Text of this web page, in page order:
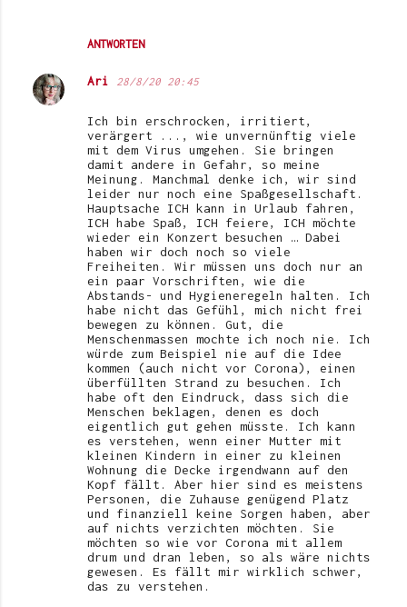
ANTWORTEN
Ari 28/8/20 20:45
Ich bin erschrocken, irritiert,
verärgert ..., wie unvernünftig viele
mit dem Virus umgehen. Sie bringen
damit andere in Gefahr, so meine
Meinung. Manchmal denke ich, wir sind
leider nur noch eine Spaßgesellschaft.
Hauptsache ICH kann in Urlaub fahren,
ICH habe Spaß, ICH feiere, ICH möchte
wieder ein Konzert besuchen … Dabei
haben wir doch noch so viele
Freiheiten. Wir müssen uns doch nur an
ein paar Vorschriften, wie die
Abstands- und Hygieneregeln halten. Ich
habe nicht das Gefühl, mich nicht frei
bewegen zu können. Gut, die
Menschenmassen mochte ich noch nie. Ich
würde zum Beispiel nie auf die Idee
kommen (auch nicht vor Corona), einen
überfüllten Strand zu besuchen. Ich
habe oft den Eindruck, dass sich die
Menschen beklagen, denen es doch
eigentlich gut gehen müsste. Ich kann
es verstehen, wenn einer Mutter mit
kleinen Kindern in einer zu kleinen
Wohnung die Decke irgendwann auf den
Kopf fällt. Aber hier sind es meistens
Personen, die Zuhause genügend Platz
und finanziell keine Sorgen haben, aber
auf nichts verzichten möchten. Sie
möchten so wie vor Corona mit allem
drum und dran leben, so als wäre nichts
gewesen. Es fällt mir wirklich schwer,
das zu verstehen.